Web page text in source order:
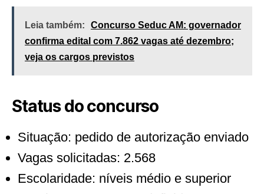
Leia também:
Concurso Seduc AM: governador
confirma edital com 7.862 vagas até dezembro;
veja os cargos previstos
Status do concurso
Situação: pedido de autorização enviado
Vagas solicitadas: 2.568
Escolaridade: níveis médio e superior